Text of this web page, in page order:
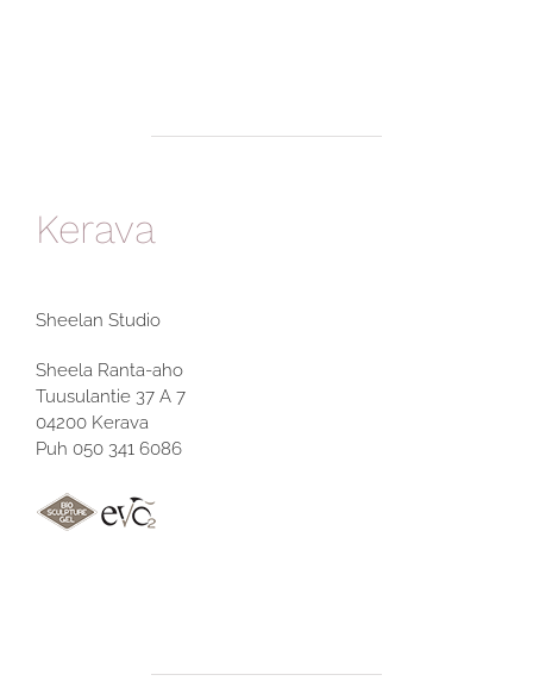
Kerava
Sheelan Studio
Sheela Ranta-aho
Tuusulantie 37 A 7
04200 Kerava
Puh 050 341 6086